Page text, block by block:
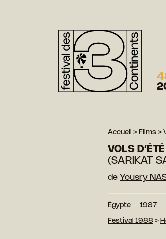
Accueil > Films >
VOLS D’ÉTÉ
(SARIKAT
de Yousry
Égypte 1987
Festival 1988 >